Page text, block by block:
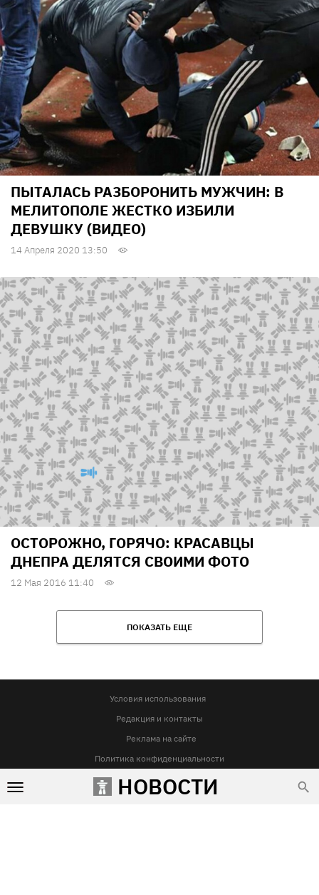
НОВОСТИ
ПЫТАЛАСЬ РАЗБОРОНИТЬ МУЖЧИН: В
МЕЛИТОПОЛЕ ЖЕСТКО ИЗБИЛИ
ДЕВУШКУ (ВИДЕО)
14 Апреля 2020 13:50
ОСТОРОЖНО, ГОРЯЧО: КРАСАВЦЫ
ДНЕПРА ДЕЛЯТСЯ СВОИМИ ФОТО
12 Мая 2016 11:40
ПОКАЗАТЬ ЕЩЕ
Условия использования
Редакция и контакты
Реклама на сайте
Политика конфиденциальности